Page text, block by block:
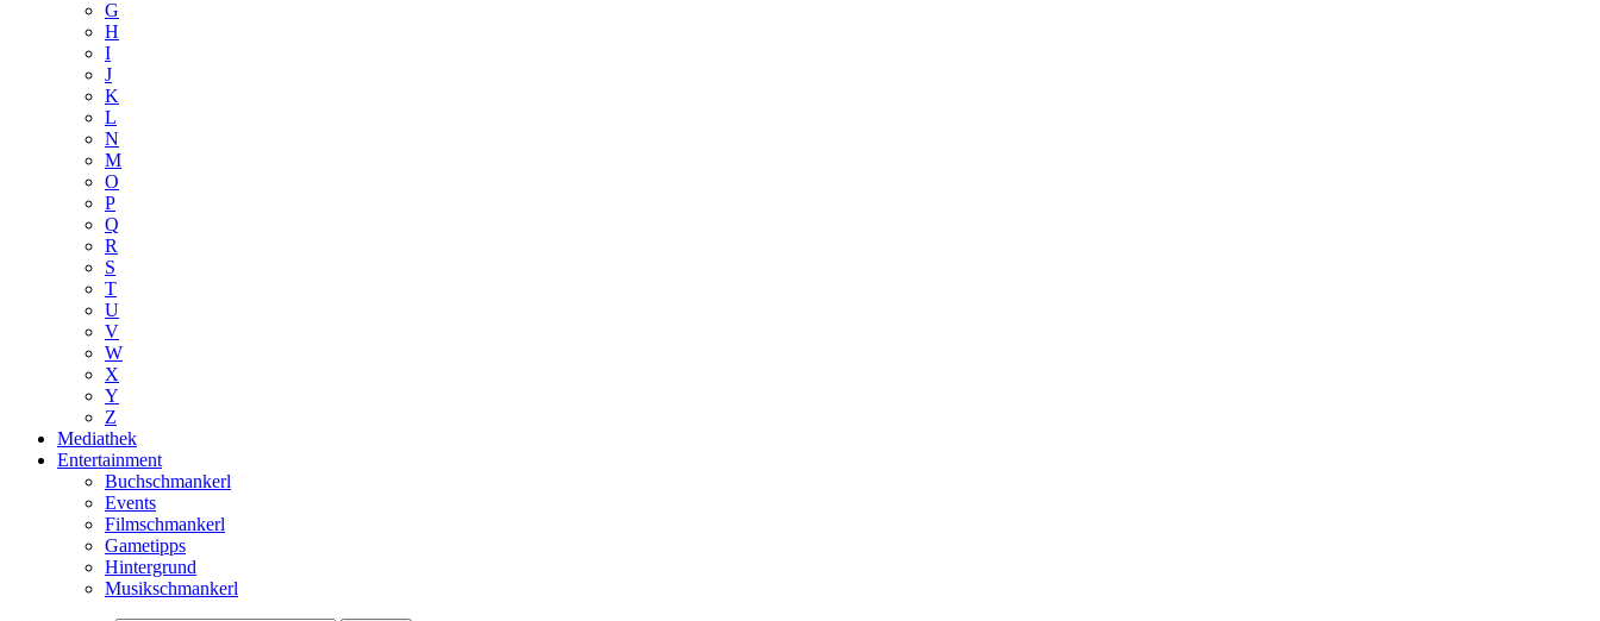
G
H
I
J
K
L
N
M
O
P
Q
R
S
T
U
V
W
X
Y
Z
Mediathek
Entertainment
Buchschmankerl
Events
Filmschmankerl
Gametipps
Hintergrund
Musikschmankerl